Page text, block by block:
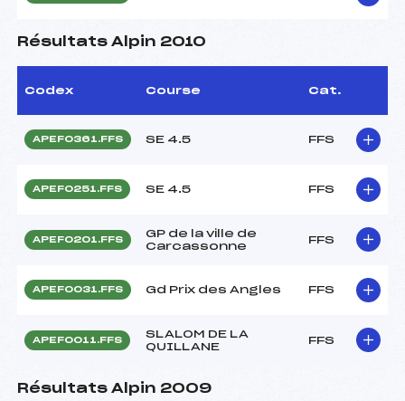
Résultats Alpin 2010
Codex Course Cat.
APEF0361.FFS SE 4.5 FFS
APEF0251.FFS SE 4.5 FFS
APEF0201.FFS
GP de la ville de
Carcassonne
FFS
APEF0031.FFS Gd Prix des Angles FFS
APEF0011.FFS
SLALOM DE LA
QUILLANE
FFS
Résultats Alpin 2009